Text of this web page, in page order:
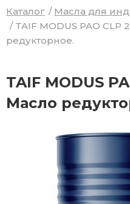
Каталог / Масла для
/ TAIF MODUS PAO CLP
редукторное.
TAIF MODUS
Масло